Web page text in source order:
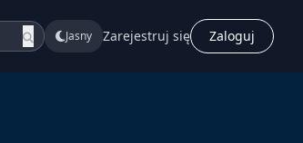
Jasny Zarejestruj się Zaloguj